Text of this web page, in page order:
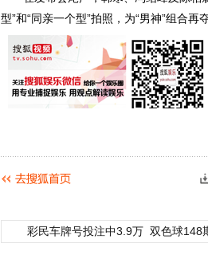
型”和“同亲一个型”拍照，为“男神”组合再
彩民车牌号投注中3.9万 双色球148